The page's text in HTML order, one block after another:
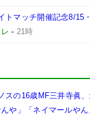
トマッチ開催記念8/
- 21時
スの16歳MF三井寺眞
や」「ネイマールやん